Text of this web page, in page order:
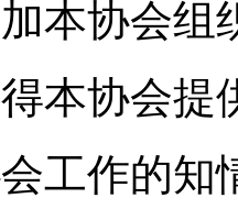
本协会组
本协会提
工作的知